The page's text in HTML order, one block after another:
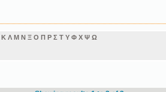
Κ Λ Μ Ν Ξ Ο Π Ρ Σ Τ Υ Φ Χ Ψ Ω